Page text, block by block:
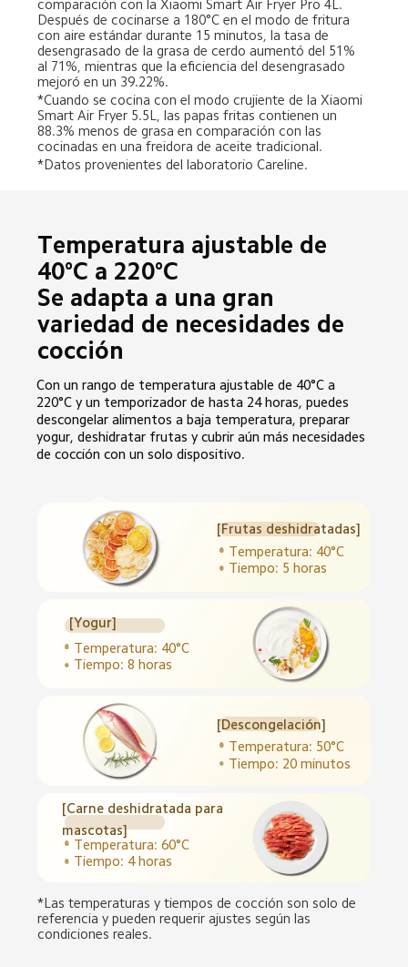
comparación con la Xiaomi Smart Air Fryer Pro 4L.
Después de cocinarse a 180°C en el modo de fritura
con aire estándar durante 15 minutos, la tasa de
desengrasado de la grasa de cerdo aumentó del 51%
al 71%, mientras que la eficiencia del desengrasado
mejoró en un 39.22%.
*Cuando se cocina con el modo crujiente de la Xiaomi
Smart Air Fryer 5.5L, las papas fritas contienen un
88.3% menos de grasa en comparación con las
cocinadas en una freidora de aceite tradicional.
*Datos provenientes del laboratorio Careline.
Temperatura ajustable de
40°C a 220°C
Se adapta a una gran
variedad de necesidades de
cocción
Con un rango de temperatura ajustable de 40°C a
220°C y un temporizador de hasta 24 horas, puedes
descongelar alimentos a baja temperatura, preparar
yogur, deshidratar frutas y cubrir aún más necesidades
de cocción con un solo dispositivo.
[Frutas deshidratadas]
Temperatura: 40°C
Tiempo: 5 horas
[Yogur]
Temperatura: 40°C
Tiempo: 8 horas
[Descongelación]
Temperatura: 50°C
Tiempo: 20 minutos
[Carne deshidratada para
mascotas]
Temperatura: 60°C
Tiempo: 4 horas
*Las temperaturas y tiempos de cocción son solo de
referencia y pueden requerir ajustes según las
condiciones reales.